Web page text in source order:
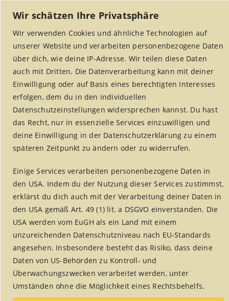
Wir schätzen Ihre Privatsphäre
Wir verwenden Cookies und ähnliche Technologien auf
unserer Website und verarbeiten personenbezogene Daten
über dich, wie deine IP-Adresse. Wir teilen diese Daten
auch mit Dritten. Die Datenverarbeitung kann mit deiner
Einwilligung oder auf Basis eines berechtigten Interesses
erfolgen, dem du in den individuellen
Datenschutzeinstellungen widersprechen kannst. Du hast
das Recht, nur in essenzielle Services einzuwilligen und
deine Einwilligung in der Datenschutzerklärung zu einem
späteren Zeitpunkt zu ändern oder zu widerrufen.
Einige Services verarbeiten personenbezogene Daten in
den USA. Indem du der Nutzung dieser Services zustimmst,
erklärst du dich auch mit der Verarbeitung deiner Daten in
den USA gemäß Art. 49 (1) lit. a DSGVO einverstanden. Die
USA werden vom EuGH als ein Land mit einem
unzureichenden Datenschutzniveau nach EU-Standards
angesehen. Insbesondere besteht das Risiko, dass deine
Daten von US-Behörden zu Kontroll- und
Überwachungszwecken verarbeitet werden, unter
Umständen ohne die Möglichkeit eines Rechtsbehelfs.
MENU
Rezepte
Home / Weltladen Alsdorf/Rezepte
Rubrik auswählen: